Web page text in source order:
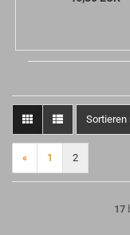
Sortieren
Sortieren
« 1 2
17